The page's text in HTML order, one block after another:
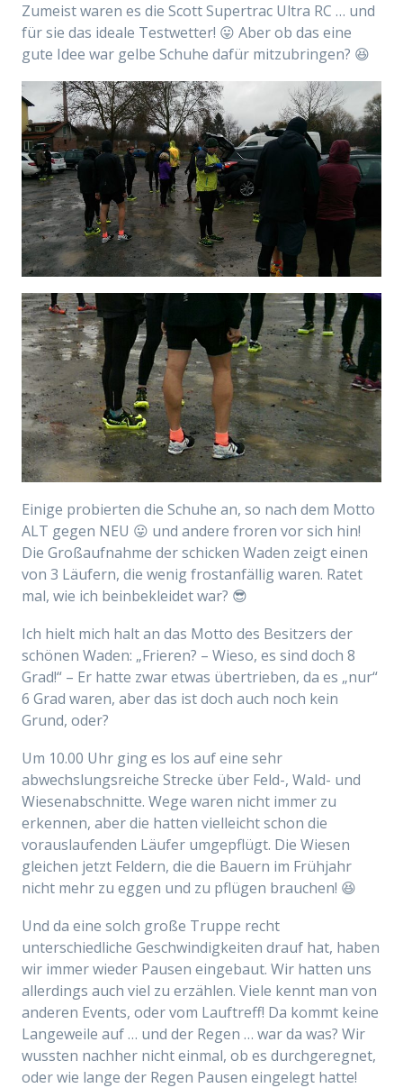
Zumeist waren es die Scott Supertrac Ultra RC … und
für sie das ideale Testwetter! 😛 Aber ob das eine
gute Idee war gelbe Schuhe dafür mitzubringen? 😆
Einige probierten die Schuhe an, so nach dem Motto
ALT gegen NEU 😛 und andere froren vor sich hin!
Die Großaufnahme der schicken Waden zeigt einen
von 3 Läufern, die wenig frostanfällig waren. Ratet
mal, wie ich beinbekleidet war? 😎
Ich hielt mich halt an das Motto des Besitzers der
schönen Waden: „Frieren? – Wieso, es sind doch 8
Grad!“ – Er hatte zwar etwas übertrieben, da es „nur“
6 Grad waren, aber das ist doch auch noch kein
Grund, oder?
Um 10.00 Uhr ging es los auf eine sehr
abwechslungsreiche Strecke über Feld-, Wald- und
Wiesenabschnitte. Wege waren nicht immer zu
erkennen, aber die hatten vielleicht schon die
vorauslaufenden Läufer umgepflügt. Die Wiesen
gleichen jetzt Feldern, die die Bauern im Frühjahr
nicht mehr zu eggen und zu pflügen brauchen! 😆
Und da eine solch große Truppe recht
unterschiedliche Geschwindigkeiten drauf hat, haben
wir immer wieder Pausen eingebaut. Wir hatten uns
allerdings auch viel zu erzählen. Viele kennt man von
anderen Events, oder vom Lauftreff! Da kommt keine
Langeweile auf … und der Regen … war da was? Wir
wussten nachher nicht einmal, ob es durchgeregnet,
oder wie lange der Regen Pausen eingelegt hatte!